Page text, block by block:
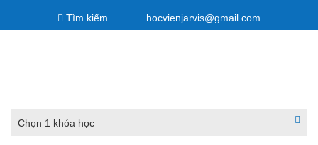
Tìm kiếm hocvienjarvis@gmail.com
Chọn 1 khóa học